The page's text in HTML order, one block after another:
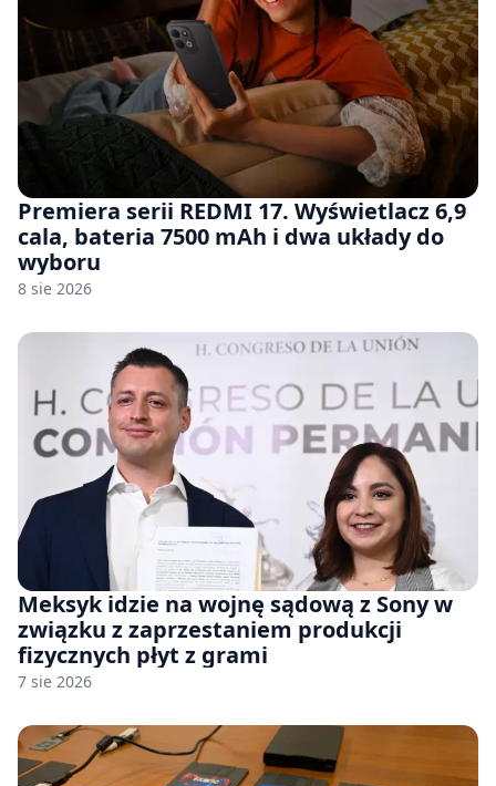
Premiera serii REDMI 17. Wyświetlacz 6,9
cala, bateria 7500 mAh i dwa układy do
wyboru
8 sie 2026
Meksyk idzie na wojnę sądową z Sony w
związku z zaprzestaniem produkcji
fizycznych płyt z grami
7 sie 2026